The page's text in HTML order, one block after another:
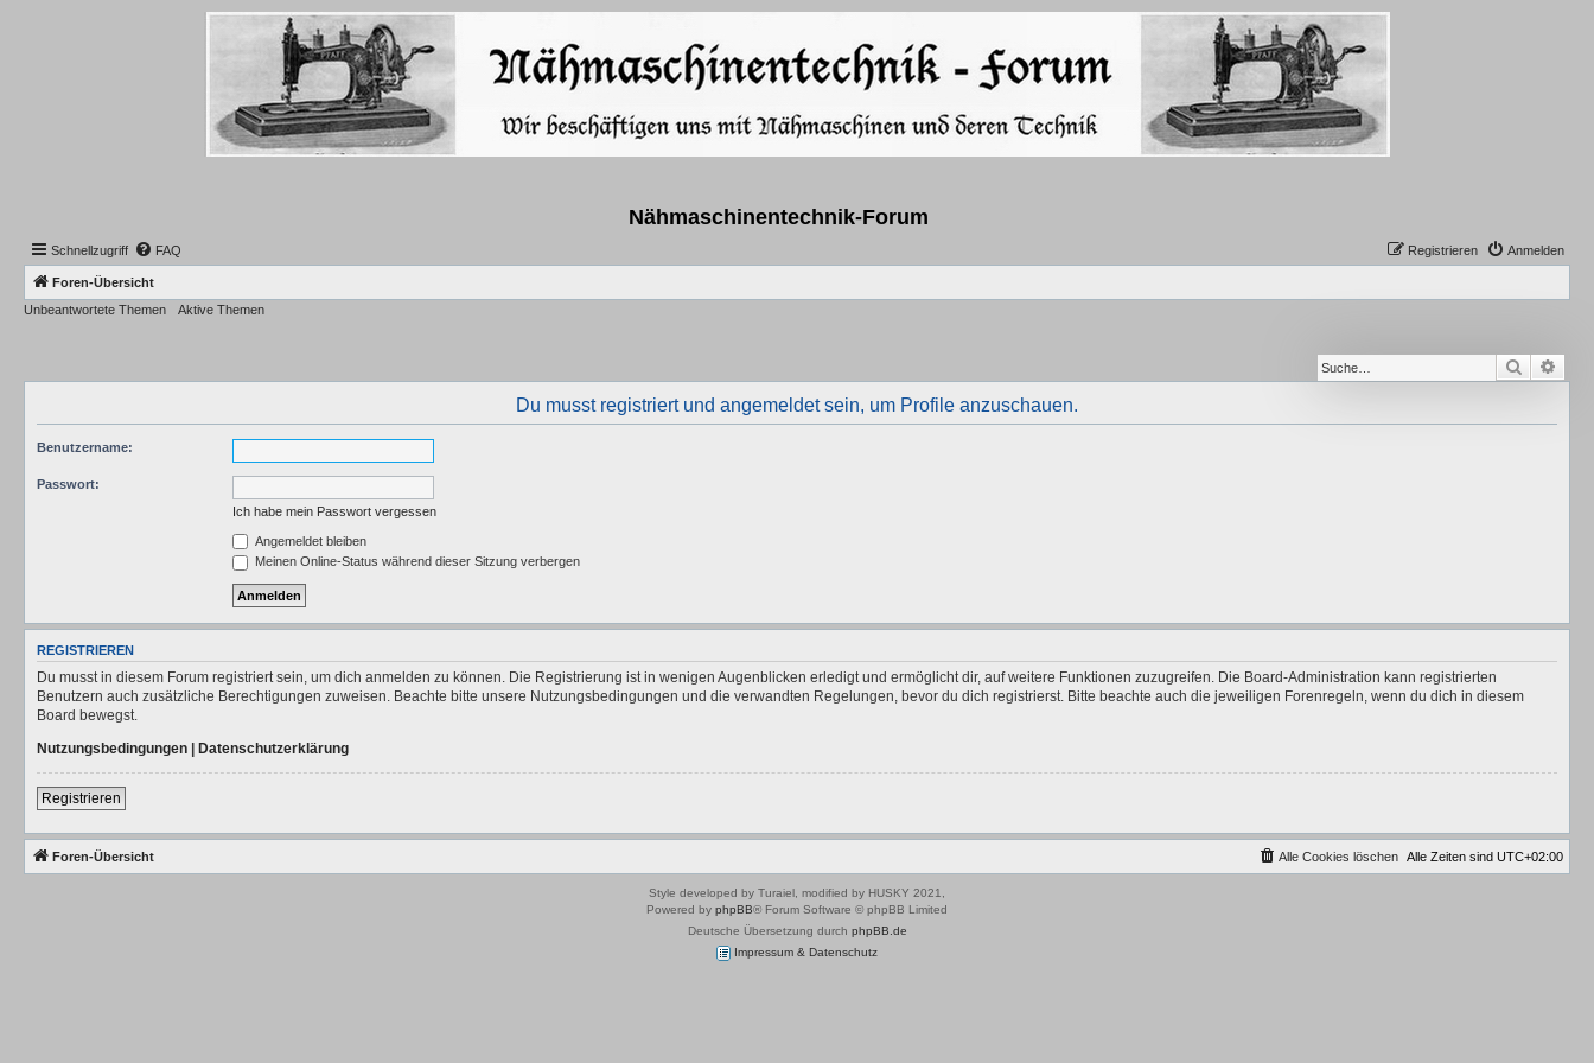
Nähmaschinentechnik-Forum
Schnellzugriff FAQ Anmelden
Registrieren
Foren-Übersicht
Unbeantwortete Themen
Aktive Themen
Suche
Du musst registriert und angemeldet sein, um Profile anzuschauen.
Benutzername:
Passwort:
Ich habe mein Passwort vergessen
Angemeldet bleiben
Meinen Online-Status während dieser Sitzung verbergen
REGISTRIEREN
Du musst in diesem Forum registriert sein, um dich anmelden zu können. Die Registrierung ist in wenigen Augenblicken erledigt und ermöglicht dir, auf weitere Funktionen zuzugreifen. Die Board-Administration kann registrierten
Benutzern auch zusätzliche Berechtigungen zuweisen. Beachte bitte unsere Nutzungsbedingungen und die verwandten Regelungen, bevor du dich registrierst. Bitte beachte auch die jeweiligen Forenregeln, wenn du dich in diesem
Board bewegst.
Nutzungsbedingungen
Datenschutzerklärung
Registrieren
Foren-Übersicht Alle Zeiten sind UTC+02:00
Alle Cookies löschen
Style developed by Turaiel, modified by HUSKY 2021,
Powered by phpBB® Forum Software © phpBB Limited
Deutsche Übersetzung durch phpBB.de
Impressum & Datenschutz